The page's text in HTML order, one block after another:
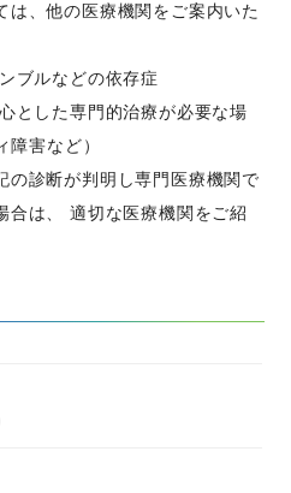
は、他の医療機関をご案内いた
ブルなどの依存症
とした専門的治療が必要な場
害など）
診断が判明し専門医療機関で
合は、 適切な医療機関をご紹